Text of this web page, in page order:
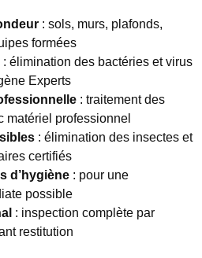
: sols, murs, plafonds,
formées
: élimination des bactéries et virus
Experts
: traitement des
matériel professionnel
: élimination des insectes et
certifiés
d’hygiène : pour une
possible
: inspection complète par
restitution